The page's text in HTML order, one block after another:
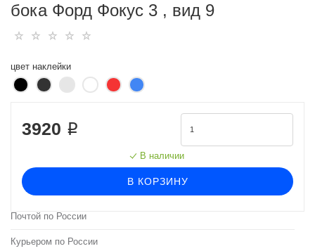
бока Форд Фокус 3 , вид 9
цвет наклейки
3920 ₽
В наличии
В КОРЗИНУ
Почтой по России
Курьером по России